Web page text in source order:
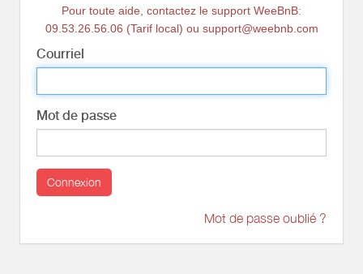
Pour toute aide, contactez le support WeeBnB:
09.53.26.56.06 (Tarif local) ou support@weebnb.com
Courriel
Mot de passe
Connexion
Mot de passe oublié ?